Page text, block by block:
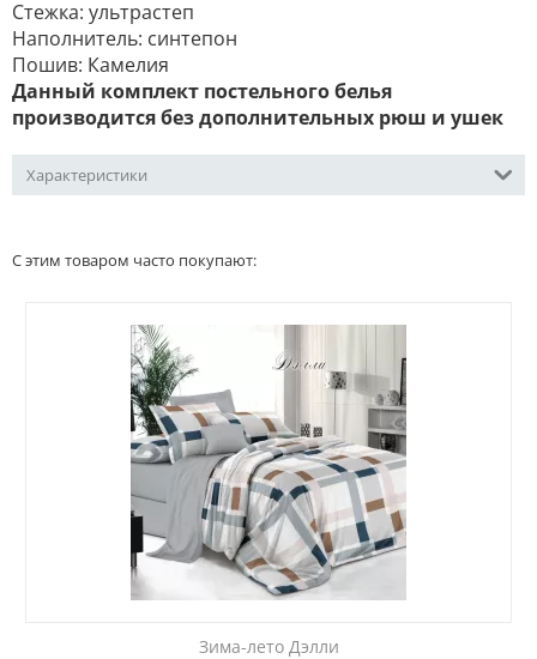
Стежка: ультрастеп
Наполнитель: синтепон
Пошив: Камелия
Данный комплект постельного белья
производится без дополнительных рюш и ушек
Характеристики
С этим товаром часто покупают:
Зима-лето Дэлли